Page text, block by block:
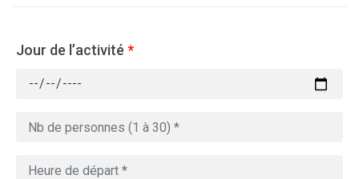
Jour de l’activité *